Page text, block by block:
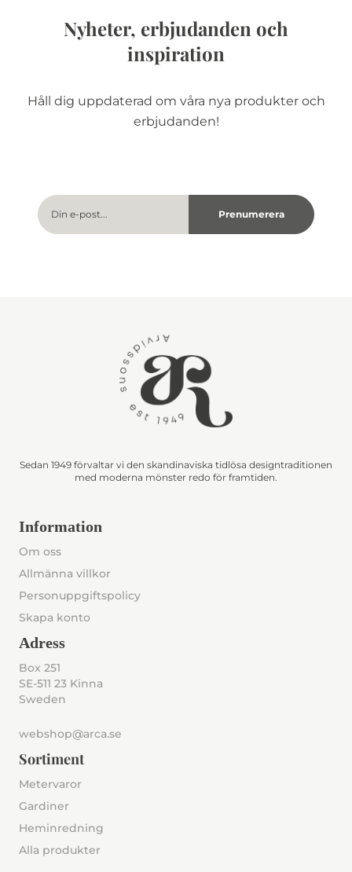
Nyheter, erbjudanden och
inspiration
Håll dig uppdaterad om våra nya produkter och
erbjudanden!
Sedan 1949 förvaltar vi den skandinaviska tidlösa designtraditionen
med moderna mönster redo för framtiden.
Information
Om oss
Allmänna villkor
Personuppgiftspolicy
Skapa konto
Adress
Box 251
SE-511 23 Kinna
Sweden
webshop@arca.se
Sortiment
Metervaror
Gardiner
Heminredning
Alla produkter